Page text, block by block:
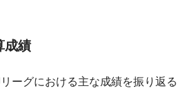
成績
ーグにおける主な成績を振り返る